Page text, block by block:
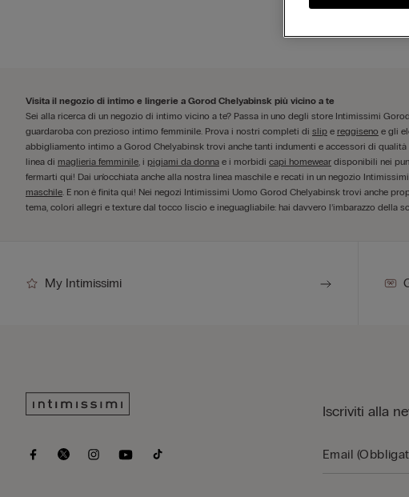
Visita il negozio di intimo e lingerie a Gorod Chelyabinsk più vicino a te
Sei alla ricerca di un negozio di intimo vicino a te? Passa in uno degli store Intimissimi
guardaroba con prezioso intimo femminile. Prova i nostri completi di slip e reggiseno e gli
abbigliamento intimo a Gorod Chelyabinsk trovi anche tanti indumenti e accessori di
linea di maglieria femminile, i pigiami da donna e i morbidi capi homewear disponibili nei
fermarti qui! Dai un'occhiata anche alla nostra linea maschile e recati in un negozio
maschile. E non è finita qui! Nei negozi Intimissimi Uomo Gorod Chelyabinsk trovi anche
tema, colori allegri e texture dal tocco liscio e ineguagliabile: hai davvero l’imbarazzo
My Intimissimi
Iscriviti alla